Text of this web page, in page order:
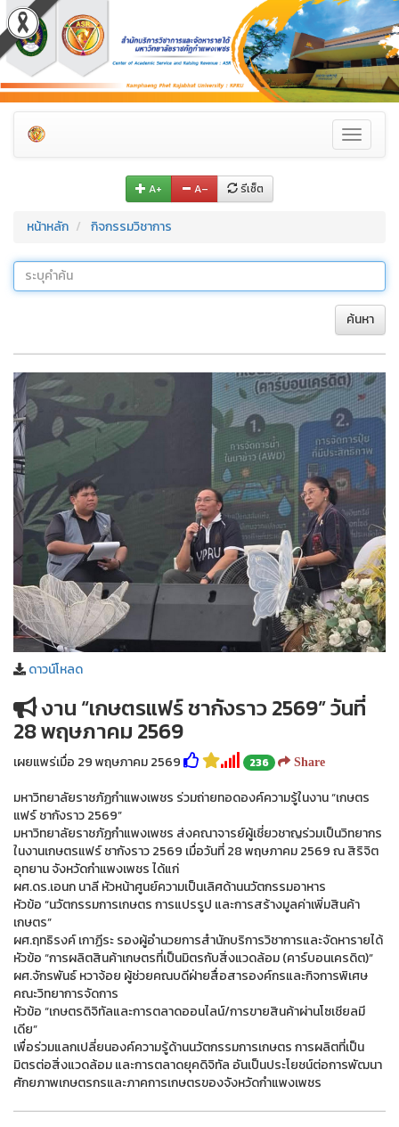
Toggle
A+ A– รีเซ็ต
หน้าหลัก กิจกรรมวิชาการ
ค้นหา
ดาวน์โหลด
งาน “เกษตรแฟร์ ชากังราว 2569” วันที่
28 พฤษภาคม 2569
เผยแพร่เมื่อ 29 พฤษภาคม 2569 236 Share
มหาวิทยาลัยราชภัฏกำแพงเพชร ร่วมถ่ายทอดองค์ความรู้ในงาน “เกษตร
แฟร์ ชากังราว 2569”
มหาวิทยาลัยราชภัฏกำแพงเพชร ส่งคณาจารย์ผู้เชี่ยวชาญร่วมเป็นวิทยากร
ในงานเกษตรแฟร์ ชากังราว 2569 เมื่อวันที่ 28 พฤษภาคม 2569 ณ สิริจิต
อุทยาน จังหวัดกำแพงเพชร ได้แก่
ผศ.ดร.เอนก นาลี หัวหน้าศูนย์ความเป็นเลิศด้านนวัตกรรมอาหาร
หัวข้อ “นวัตกรรมการเกษตร การแปรรูป และการสร้างมูลค่าเพิ่มสินค้า
เกษตร”
ผศ.ฤทธิรงค์ เกาฏีระ รองผู้อำนวยการสำนักบริการวิชาการและจัดหารายได้
หัวข้อ “การผลิตสินค้าเกษตรที่เป็นมิตรกับสิ่งแวดล้อม (คาร์บอนเครดิต)”
ผศ.จักรพันธ์ หวาจ้อย ผู้ช่วยคณบดีฝ่ายสื่อสารองค์กรและกิจการพิเศษ
คณะวิทยาการจัดการ
หัวข้อ “เกษตรดิจิทัลและการตลาดออนไลน์/การขายสินค้าผ่านโซเชียลมี
เดีย”
เพื่อร่วมแลกเปลี่ยนองค์ความรู้ด้านนวัตกรรมการเกษตร การผลิตที่เป็น
มิตรต่อสิ่งแวดล้อม และการตลาดยุคดิจิทัล อันเป็นประโยชน์ต่อการพัฒนา
ศักยภาพเกษตรกรและภาคการเกษตรของจังหวัดกำแพงเพชร